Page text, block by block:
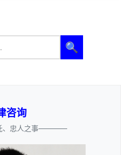
🔍
咨询
忠人之事————